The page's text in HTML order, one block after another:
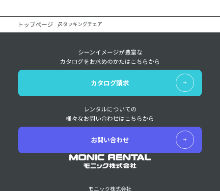
トップページ スタッキングチェア
モニック株式会社
シーンイメージが豊富な
カタログをお求めのかたはこちらから
カタログ請求
レンタルについての
様々なお問い合わせはこちらから
お問い合わせ